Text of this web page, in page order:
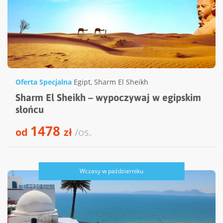
Oferta Specjalna Egipt, Sharm El Sheikh
Sharm El Sheikh – wypoczywaj w egipskim
słońcu
od 1478 zł/os.
Wczasy w październiku